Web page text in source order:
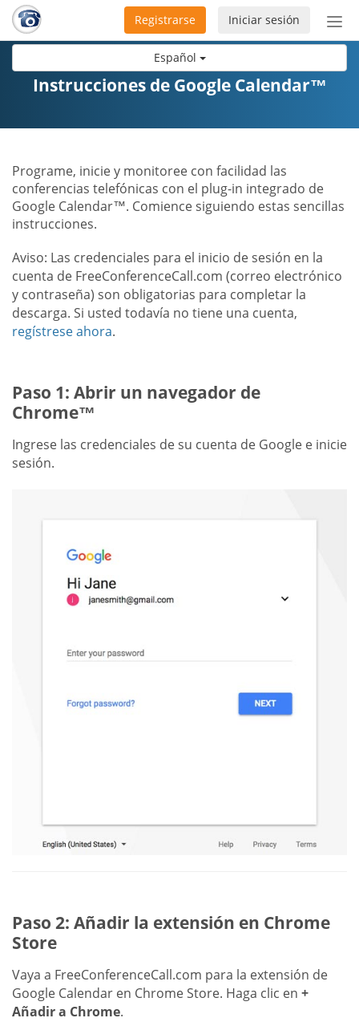
Español
de
Iniciar sesión
Registrarse
Instrucciones de Google Calendar™
Programe, inicie y monitoree con facilidad las
conferencias telefónicas con el plug-in integrado de
Google Calendar™. Comience siguiendo estas sencillas
instrucciones.
Aviso: Las credenciales para el inicio de sesión en la
cuenta de FreeConferenceCall.com (correo electrónico
y contraseña) son obligatorias para completar la
descarga. Si usted todavía no tiene una cuenta,
regístrese ahora.
Paso 1: Abrir un navegador de
Chrome™
Ingrese las credenciales de su cuenta de Google e inicie
sesión.
Paso 2: Añadir la extensión en Chrome
Store
Vaya a FreeConferenceCall.com para la extensión de
Google Calendar en Chrome Store. Haga clic en +
Añadir a Chrome.